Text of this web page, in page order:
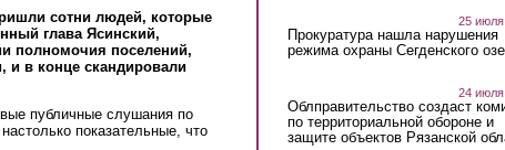
сотни людей, которые
глава Ясинский,
полномочия поселений,
и в конце скандировали
публичные слушания по
показательные, что
25
Прокуратура нашла нарушения
режима охраны Сегденского
24
Облправительство создаст
по территориальной обороне и
защите объектов Рязанской